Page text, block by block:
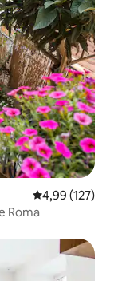
Classificação
4,99 (127)
Roma